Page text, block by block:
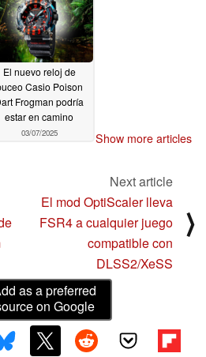
El nuevo reloj de
Casio Poison
Frogman podría
estar en camino
03/07/2025 Show more articles
Next article
El mod OptiScaler lleva
FSR4 a cualquier juego
compatible con
DLSS2/XeSS
⟩
as a preferred
on Google